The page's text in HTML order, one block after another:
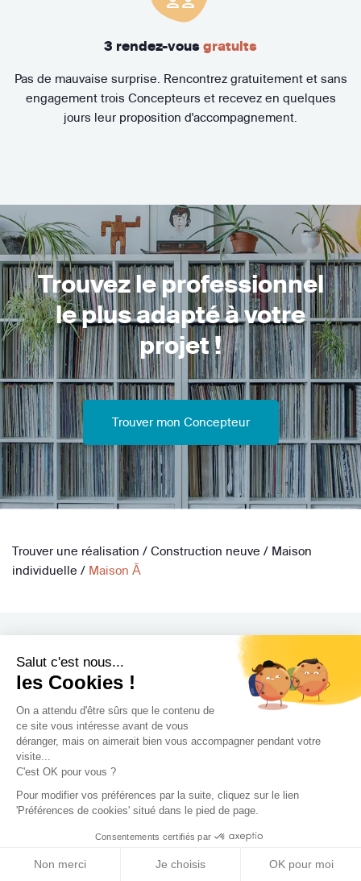
Salut c'est nous...
les Cookies !
On a attendu d'être sûrs que le contenu de
ce site vous intéresse avant de vous
déranger, mais on aimerait bien vous accompagner pendant votre
visite...
C'est OK pour vous ?
Pour modifier vos préférences par la suite, cliquez sur le lien
'Préférences de cookies' situé dans le pied de page.
Consentements certifiés par
Non merci Je choisis OK pour moi
3 rendez-vous gratuits
Pas de mauvaise surprise. Rencontrez gratuitement et sans
engagement trois Concepteurs et recevez en quelques
jours leur proposition d'accompagnement.
Trouvez le professionnel
le plus adapté à votre
projet !
Trouver mon Concepteur
Trouver une réalisation / Construction neuve / Maison
individuelle / Maison Ā
Archidvisor
À propos
Notre blog
Presse
Nos partenaires
Nous contacter